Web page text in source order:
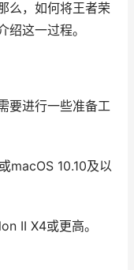
么，如何将王者荣
这一过程。
要进行一些准备工
macOS 10.10及以
II X4或更高。